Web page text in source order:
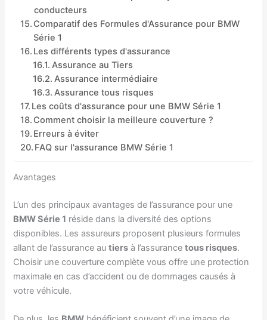
conducteurs
Comparatif des Formules d'Assurance pour BMW
Série 1
Les différents types d'assurance
Assurance au Tiers
Assurance intermédiaire
Assurance tous risques
Les coûts d'assurance pour une BMW Série 1
Comment choisir la meilleure couverture ?
Erreurs à éviter
FAQ sur l'assurance BMW Série 1
Avantages
L’un des principaux avantages de l’assurance pour une
BMW Série 1 réside dans la diversité des options
disponibles. Les assureurs proposent plusieurs formules
allant de l’assurance autiers à l’assurancetous risques.
Choisir une couverture complète vous offre une protection
maximale en cas d’accident ou de dommages causés à
votre véhicule.